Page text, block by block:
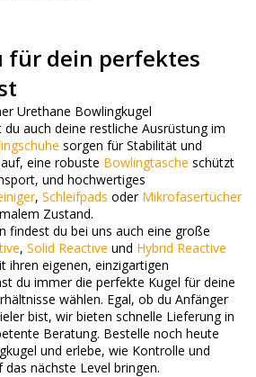
für dein perfektes
Urethane Bowlingkugel
auch deine restliche Ausrüstung im
sorgen für Stabilität und
eine robuste Bowlingtasche schützt
und hochwertiges
, Schleifpads oder Mikrofasertücher
Zustand.
findest du bei uns auch eine große
, Solid Reactive und Hybrid Reactive
ihren eigenen, einzigartigen
du immer die perfekte Kugel für deine
wählen. Egal, ob du Anfänger
bist, wir bieten schnelle Lieferung in
Beratung. Bestelle noch heute
und erlebe, wie Kontrolle und
das nächste Level bringen.